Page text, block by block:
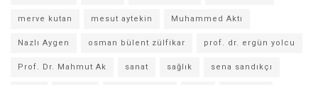
merve kutan mesut aytekin Muhammed Aktı
Nazlı Aygen osman bülent zülfikar prof. dr. ergün yolcu
Prof. Dr. Mahmut Ak sanat sağlık sena sandıkçı